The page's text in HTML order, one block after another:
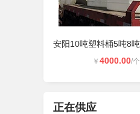
￥ 4000.00/个
正在供应